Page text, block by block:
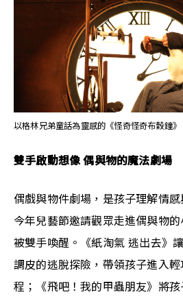
以格林兄弟童話為靈感的《怪奇怪奇布穀鐘》
雙手啟動想像 偶與物的魔法劇場
偶戲與物件劇場，是孩子理解情感
今年兒藝節邀請觀眾走進偶與物
被雙手喚醒。《紙淘氣 逃出去》
調皮的逃脫探險，帶領孩子進入
程；《飛吧！我的甲蟲朋友》將